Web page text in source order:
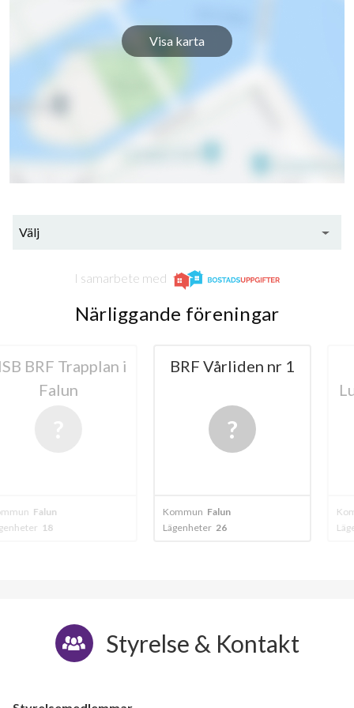
Visa karta
Välj
I samarbete med
Närliggande föreningar
i
BRF Vårliden nr 1
Falun
26
Falun
4
Styrelse & Kontakt